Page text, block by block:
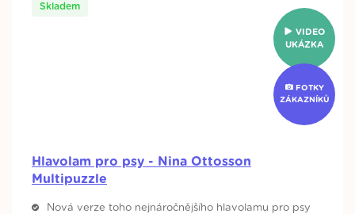
VIDEO
UKÁZKA
FOTKY
ZÁKAZNÍKŮ
Hlavolam pro psy - Nina Ottosson
Multipuzzle
Skladem
Nová verze toho nejnáročnějšího hlavolamu pro psy